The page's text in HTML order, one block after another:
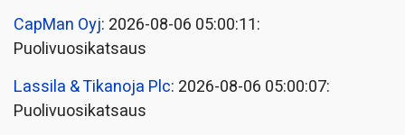
CapMan Oyj: 2026-08-06 05:00:11:
Puolivuosikatsaus
Lassila & Tikanoja Plc: 2026-08-06 05:00:07:
Puolivuosikatsaus